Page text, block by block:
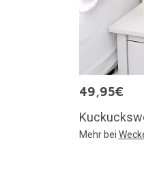
49,95€
Mehr bei